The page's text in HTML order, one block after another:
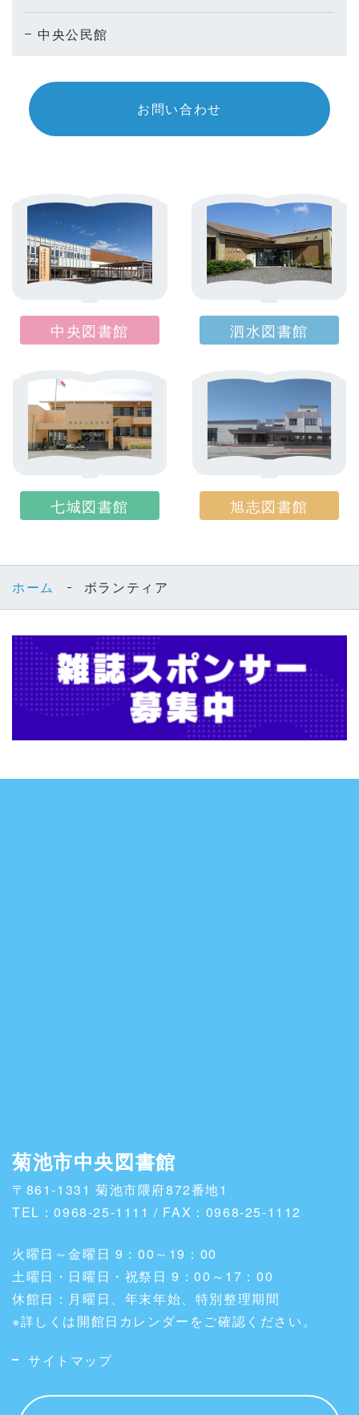
中央公民館
お問い合わせ
中央図書館 泗水図書館
七城図書館 旭志図書館
ホーム ボランティア
菊池市中央図書館
〒861-1331 菊池市隈府872番地1
TEL：0968-25-1111 / FAX：0968-25-1112
火曜日～金曜日 9：00～19：00
土曜日・日曜日・祝祭日 9：00～17：00
休館日：月曜日、年末年始、特別整理期間
※詳しくは開館日カレンダーをご確認ください。
サイトマップ